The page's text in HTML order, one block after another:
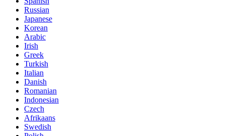
Russian
Japanese
Korean
Arabic
Irish
Greek
Turkish
Italian
Danish
Romanian
Indonesian
Czech
Afrikaans
Swedish